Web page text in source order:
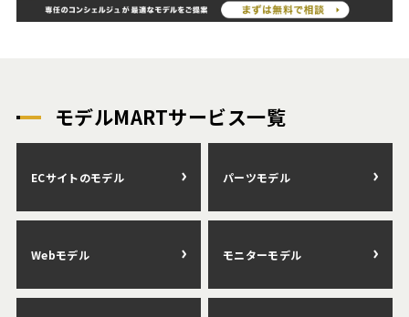
モデルMARTサービス一覧
ECサイトのモデル パーツモデル
Webモデル モニターモデル